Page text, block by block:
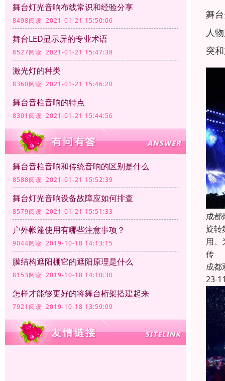
舞台灯光音响布线常识和经验分享
8498阅读 2021-01-21 15:50:06
舞台LED显示屏的专业术语
8527阅读 2021-01-21 15:47:38
激光灯的种类
8360阅读 2021-01-21 15:46:20
舞台音柱音响的特点
8301阅读 2021-01-21 15:44:56
舞台音柱音响和传统音响的区别是什么
8588阅读 2021-01-21 15:52:39
舞台灯光音响设备故障应如何排查
8579阅读 2021-01-21 15:51:33
户外帐篷使用有哪些注意事项？
9044阅读 2019-10-18 14:13:15
膜结构遮阳棚它的遮阳原理是什么
8153阅读 2019-10-18 14:10:30
怎样才能够更好的将舞台桁架搭建起来
7921阅读 2019-10-18 13:59:09
舞
人
突
成都
旋转
用。
传
成都
23-